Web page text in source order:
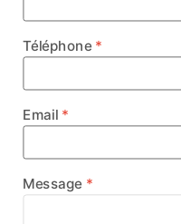
Téléphone
Email
Message